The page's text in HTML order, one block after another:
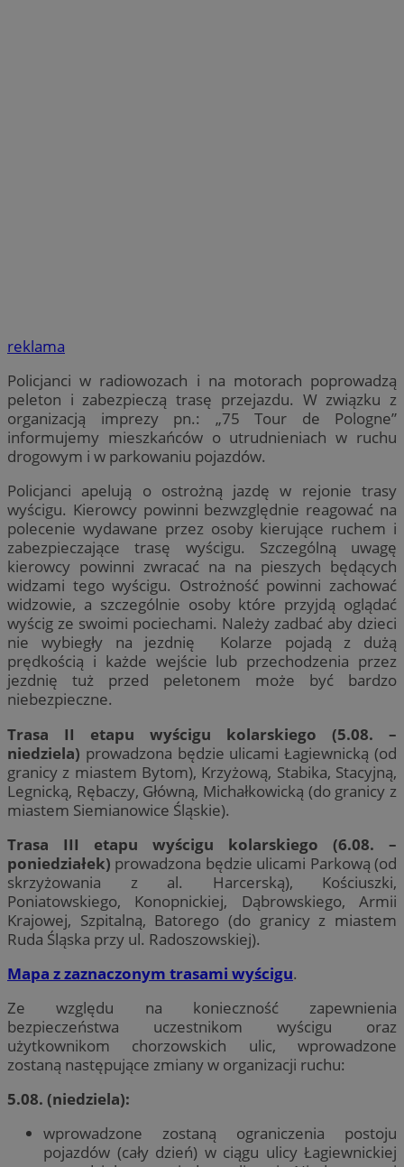
reklama
Policjanci w radiowozach i na motorach poprowadzą
peleton i zabezpieczą trasę przejazdu. W związku z
organizacją imprezy pn.: „75 Tour de Pologne”
informujemy mieszkańców o utrudnieniach w ruchu
drogowym i w parkowaniu pojazdów.
Policjanci apelują o ostrożną jazdę w rejonie trasy
wyścigu. Kierowcy powinni bezwzględnie reagować na
polecenie wydawane przez osoby kierujące ruchem i
zabezpieczające trasę wyścigu. Szczególną uwagę
kierowcy powinni zwracać na na pieszych będących
widzami tego wyścigu. Ostrożność powinni zachować
widzowie, a szczególnie osoby które przyjdą oglądać
wyścig ze swoimi pociechami. Należy zadbać aby dzieci
nie wybiegły na jezdnię Kolarze pojadą z dużą
prędkością i każde wejście lub przechodzenia przez
jezdnię tuż przed peletonem może być bardzo
niebezpieczne.
Trasa II etapu wyścigu kolarskiego (5.08. –
niedziela) prowadzona będzie ulicami Łagiewnicką (od
granicy z miastem Bytom), Krzyżową, Stabika, Stacyjną,
Legnicką, Rębaczy, Główną, Michałkowicką (do granicy z
miastem Siemianowice Śląskie).
Trasa III etapu wyścigu kolarskiego (6.08. –
poniedziałek) prowadzona będzie ulicami Parkową (od
skrzyżowania z al. Harcerską), Kościuszki,
Poniatowskiego, Konopnickiej, Dąbrowskiego, Armii
Krajowej, Szpitalną, Batorego (do granicy z miastem
Ruda Śląska przy ul. Radoszowskiej).
Mapa z zaznaczonym trasami wyścigu.
Ze względu na konieczność zapewnienia
bezpieczeństwa uczestnikom wyścigu oraz
użytkownikom chorzowskich ulic, wprowadzone
zostaną następujące zmiany w organizacji ruchu:
5.08. (niedziela):
wprowadzone zostaną ograniczenia postoju
pojazdów (cały dzień) w ciągu ulicy Łagiewnickiej